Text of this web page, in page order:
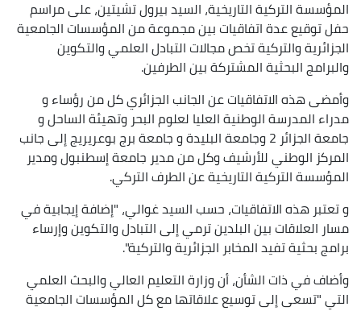
المؤسسة التركية التاريخية، السيد بيرول تشيتين، على مراسم
حفل توقيع عدة اتفاقيات بين مجموعة من المؤسسات الجامعية
الجزائرية والتركية تخص مجالات التبادل العلمي والتكوين
والبرامج البحثية المشتركة بين الطرفين.
وأمضى هذه الاتفاقيات عن الجانب الجزائري كل من رؤساء و
مدراء المدرسة الوطنية العليا لعلوم البحر وتهيئة الساحل و
جامعة الجزائر 2 وجامعة البليدة و جامعة برج بوعريريج إلى جانب
المركز الوطني للأرشيف وكل من مدير جامعة إسطنبول ومدير
المؤسسة التركية التاريخية عن الطرف التركي.
و تعتبر هذه الاتفاقيات، حسب السيد غوالي، "إضافة إيجابية في
مسار العلاقات بين البلدين ترمي إلى التبادل والتكوين وإرساء
برامج بحثية تفيد المخابر الجزائرية والتركية".
وأضاف في ذات الشأن، أن وزارة التعليم العالي والبحث العلمي
التي "تسعى إلى توسيع علاقاتها مع كل المؤسسات الجامعية